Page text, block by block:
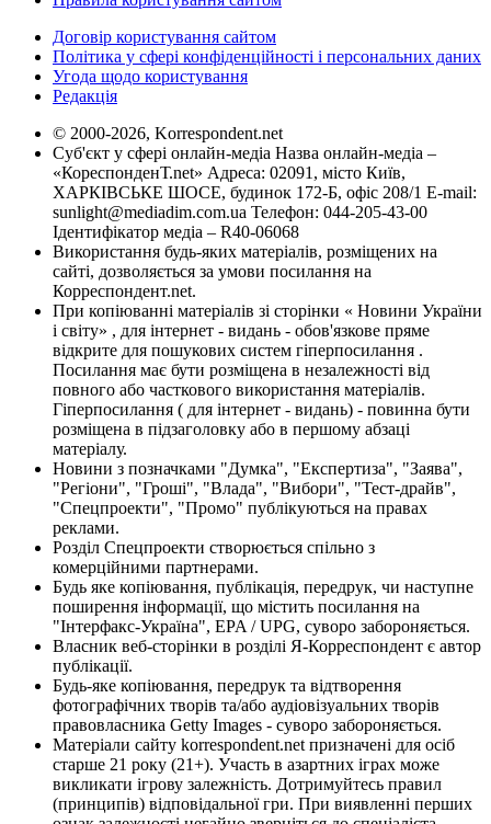
Договір користування сайтом
Політика у сфері конфіденційності і персональних даних
Угода щодо користування
Редакція
© 2000-2026, Korrespondent.net
Суб'єкт у сфері онлайн-медіа Назва онлайн-медіа –
«КореспонденТ.net» Адреса: 02091, місто Київ,
ХАРКІВСЬКЕ ШОСЕ, будинок 172-Б, офіс 208/1 E-mail:
sunlight@mediadim.com.ua Телефон: 044-205-43-00
Ідентифікатор медіа – R40-06068
Використання будь-яких матеріалів, розміщених на
сайті, дозволяється за умови посилання на
Корреспондент.net.
При копіюванні матеріалів зі сторінки « Новини України
і світу» , для інтернет - видань - обов'язкове пряме
відкрите для пошукових систем гіперпосилання .
Посилання має бути розміщена в незалежності від
повного або часткового використання матеріалів.
Гіперпосилання ( для інтернет - видань) - повинна бути
розміщена в підзаголовку або в першому абзаці
матеріалу.
Новини з позначками "Думка", "Експертиза", "Заява",
"Регіони", "Гроші", "Влада", "Вибори", "Тест-драйв",
"Спецпроекти", "Промо" публікуються на правах
реклами.
Розділ Спецпроекти створюється спільно з
комерційними партнерами.
Будь яке копіювання, публікація, передрук, чи наступне
поширення інформації, що містить посилання на
"Інтерфакс-Україна", EPA / UPG, суворо забороняється.
Власник веб-сторінки в розділі Я-Корреспондент є автор
публікації.
Будь-яке копіювання, передрук та відтворення
фотографічних творів та/або аудіовізуальних творів
правовласника Getty Images - суворо забороняється.
Матеріали сайту korrespondent.net призначені для осіб
старше 21 року (21+). Участь в азартних іграх може
викликати ігрову залежність. Дотримуйтесь правил
(принципів) відповідальної гри. При виявленні перших